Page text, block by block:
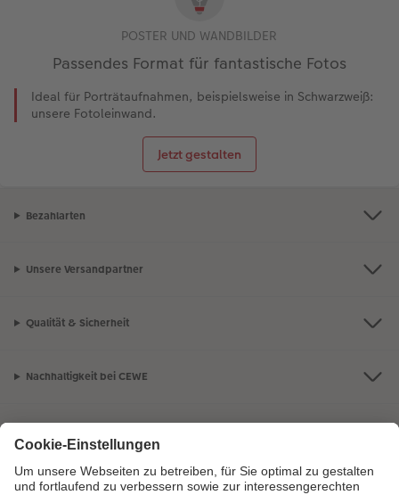
POSTER UND WANDBILDER
Passendes Format für fantastische Fotos
Ideal für Porträtaufnahmen, beispielsweise in Schwarzweiß:
unsere Fotoleinwand.
Jetzt gestalten
Bezahlarten
Unsere Versandpartner
Qualität & Sicherheit
Nachhaltigkeit bei CEWE
Informationen